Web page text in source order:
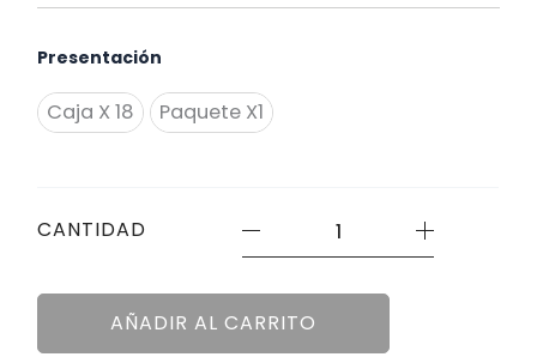
Presentación
Caja X 18 Paquete X1
CANTIDAD
Unidades
AÑADIR AL CARRITO